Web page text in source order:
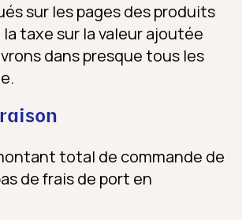
sur les pages des produits
taxe sur la valeur ajoutée
dans presque tous les
total de commande de
de frais de port en